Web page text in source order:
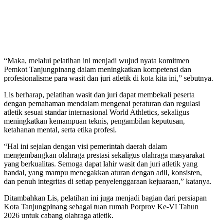
“Maka, melalui pelatihan ini menjadi wujud nyata komitmen
Pemkot Tanjungpinang dalam meningkatkan kompetensi dan
profesionalisme para wasit dan juri atletik di kota kita ini,” sebutnya.
Lis berharap, pelatihan wasit dan juri dapat membekali peserta
dengan pemahaman mendalam mengenai peraturan dan regulasi
atletik sesuai standar internasional World Athletics, sekaligus
meningkatkan kemampuan teknis, pengambilan keputusan,
ketahanan mental, serta etika profesi.
“Hal ini sejalan dengan visi pemerintah daerah dalam
mengembangkan olahraga prestasi sekaligus olahraga masyarakat
yang berkualitas. Semoga dapat lahir wasit dan juri atletik yang
handal, yang mampu menegakkan aturan dengan adil, konsisten,
dan penuh integritas di setiap penyelenggaraan kejuaraan,” katanya.
Ditambahkan Lis, pelatihan ini juga menjadi bagian dari persiapan
Kota Tanjungpinang sebagai tuan rumah Porprov Ke-VI Tahun
2026 untuk cabang olahraga atletik.